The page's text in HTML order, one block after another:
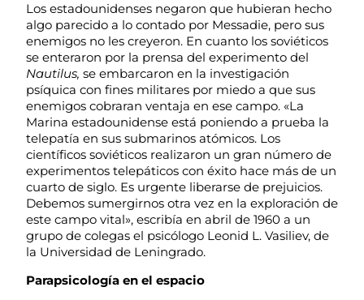
Los estadounidenses negaron que hubieran hecho
algo parecido a lo contado por Messadie, pero sus
enemigos no les creyeron. En cuanto los soviéticos
se enteraron por la prensa del experimento del
Nautilus, se embarcaron en la investigación
psíquica con fines militares por miedo a que sus
enemigos cobraran ventaja en ese campo. «La
Marina estadounidense está poniendo a prueba la
telepatía en sus submarinos atómicos. Los
científicos soviéticos realizaron un gran número de
experimentos telepáticos con éxito hace más de un
cuarto de siglo. Es urgente liberarse de prejuicios.
Debemos sumergirnos otra vez en la exploración de
este campo vital», escribía en abril de 1960 a un
grupo de colegas el psicólogo Leonid L. Vasiliev, de
la Universidad de Leningrado.
Parapsicología en el espacio